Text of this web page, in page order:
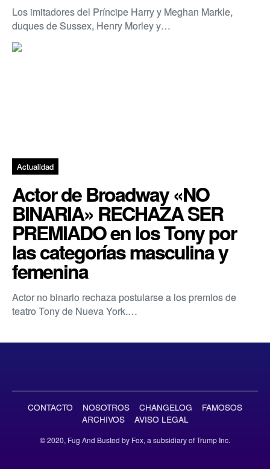
Los imitadores del Príncipe Harry y Meghan Markle,
duques de Sussex, Henry Morley y…
Actualidad
Actor de Broadway «NO
BINARIA» RECHAZA SER
PREMIADO en los Tony por
las categorías masculina y
femenina
Actor no binario rechaza postularse a los premios de
teatro Tony de Nueva York.…
CONTACTO NOSOTROS CHANGELOG
FAMOSOS
ARCHIVOS
AVISO LEGAL
© 2020, Fug And Busted by Fox, a subsidiary of Trump Inc.